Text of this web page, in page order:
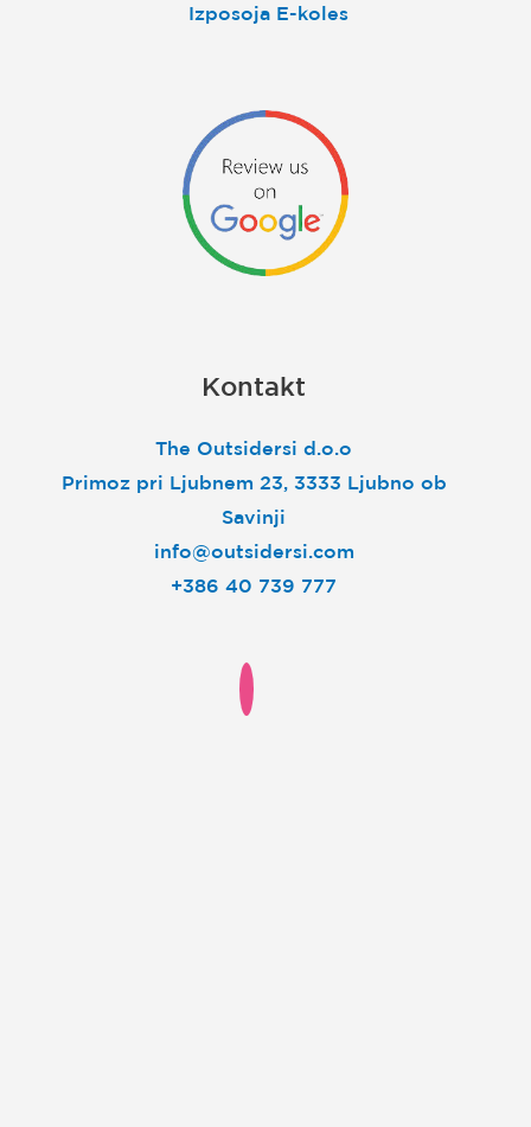
Izposoja E-koles
Kontakt
The Outsidersi d.o.o
Primoz pri Ljubnem 23, 3333 Ljubno ob
Savinji
info@outsidersi.com
+386 40 739 777